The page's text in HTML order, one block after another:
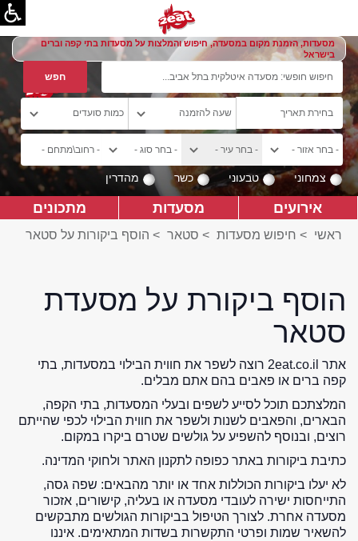
מסעדות, הזמנת מקום במסעדה, חיפוש והמלצות על מסעדות בתי קפה וברים
בישראל
צמחוני טבעוני כשר מהדרין
אירועים מסעדות מתכונים
ראשי > חיפוש מסעדות > סטאר > הוסף ביקורות על סטאר
הוסף ביקורת על מסעדת
סטאר
אתר 2eat.co.il רוצה לשפר את חווית הבילוי במסעדות, בתי
קפה ברים או פאבים בהם אתם מבלים.
המלצתכם תוכל לסייע לשפים ובעלי המסעדות, בתי הקפה,
הבארים, והפאבים לשנות ולשפר את חווית הבילוי לכפי שהייתם
רוצים, ובנוסף להשפיע על גולשים שטרם ביקרו במקום.
כתיבת ביקורות באתר כפופה לתקנון האתר ולחוקי המדינה.
לא יעלו ביקורות הכוללות אחד או יותר מהבאים: שפה גסה,
התייחסות ישירה לעובדי מסעדה או בעליה, קישורים, אזכור
מסעדה אחרת. לצורך הטיפול בביקורות הגולשים מתבקשים
להשאיר שמות ופרטי התקשרות בשדות המתאימים. איננו